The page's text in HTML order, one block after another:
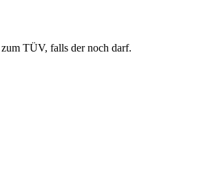
TÜV, falls der noch darf.